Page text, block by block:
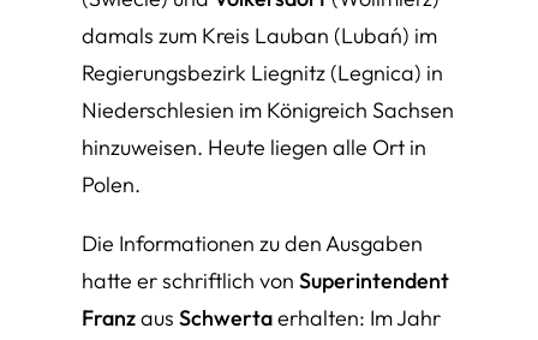
damals zum Kreis Lauban (Lubań) im
Regierungsbezirk Liegnitz (Legnica) in
Niederschlesien im Königreich Sachsen
hinzuweisen. Heute liegen alle Ort in
Polen.
Die Informationen zu den Ausgaben
hatte er schriftlich von Superintendent
Franzaus Schwertaerhalten: Im Jahr